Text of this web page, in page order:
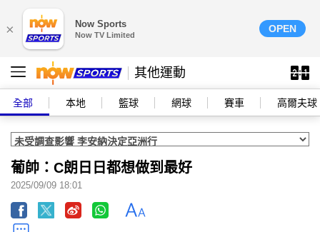
× Now Sports
Now TV Limited
OPEN
其他運動
全部 本地 籃球 網球 賽車 高爾夫球
葡帥：C朗日日都想做到最好
2025/09/09 18:01